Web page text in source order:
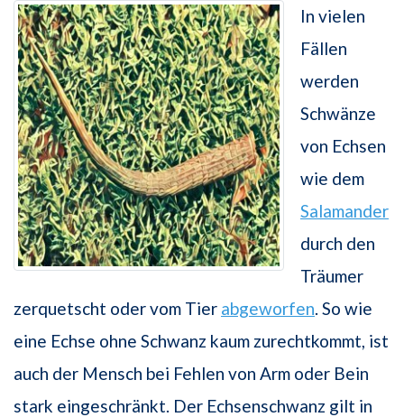
In vielen
Fällen
werden
Schwänze
von Echsen
wie dem
Salamander
durch den
Träumer
zerquetscht oder vom Tier abgeworfen . So wie
eine Echse ohne Schwanz kaum zurechtkommt, ist
auch der Mensch bei Fehlen von Arm oder Bein
stark eingeschränkt. Der Echsenschwanz gilt in